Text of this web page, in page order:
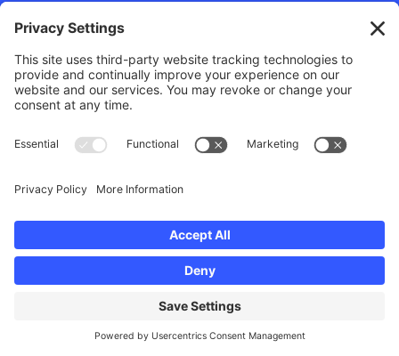
mediáticas.
Donar
Suscríbase a nuestro boletín electrónico mensual
para ser el primero en conocer nuestras últimas
Suscríbase a